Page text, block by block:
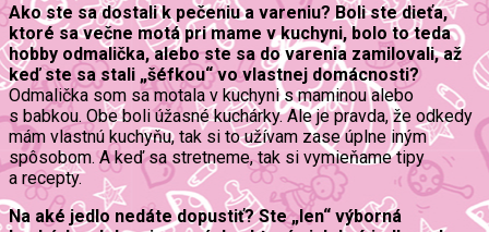
Ako ste sa dostali k pečeniu a vareniu? Boli ste dieťa,
ktoré sa večne motá pri mame v kuchyni, bolo to teda
hobby odmalička, alebo ste sa do varenia zamilovali, až
keď ste sa stali „šéfkou“ vo vlastnej domácnosti?
Odmalička som sa motala v kuchyni s maminou alebo
s babkou. Obe boli úžasné kuchárky. Ale je pravda, že odkedy
mám vlastnú kuchyňu, tak si to užívam zase úplne iným
spôsobom. A keď sa stretneme, tak si vymieňame tipy
a recepty.
Na aké jedlo nedáte dopustiť? Ste „len“ výborná